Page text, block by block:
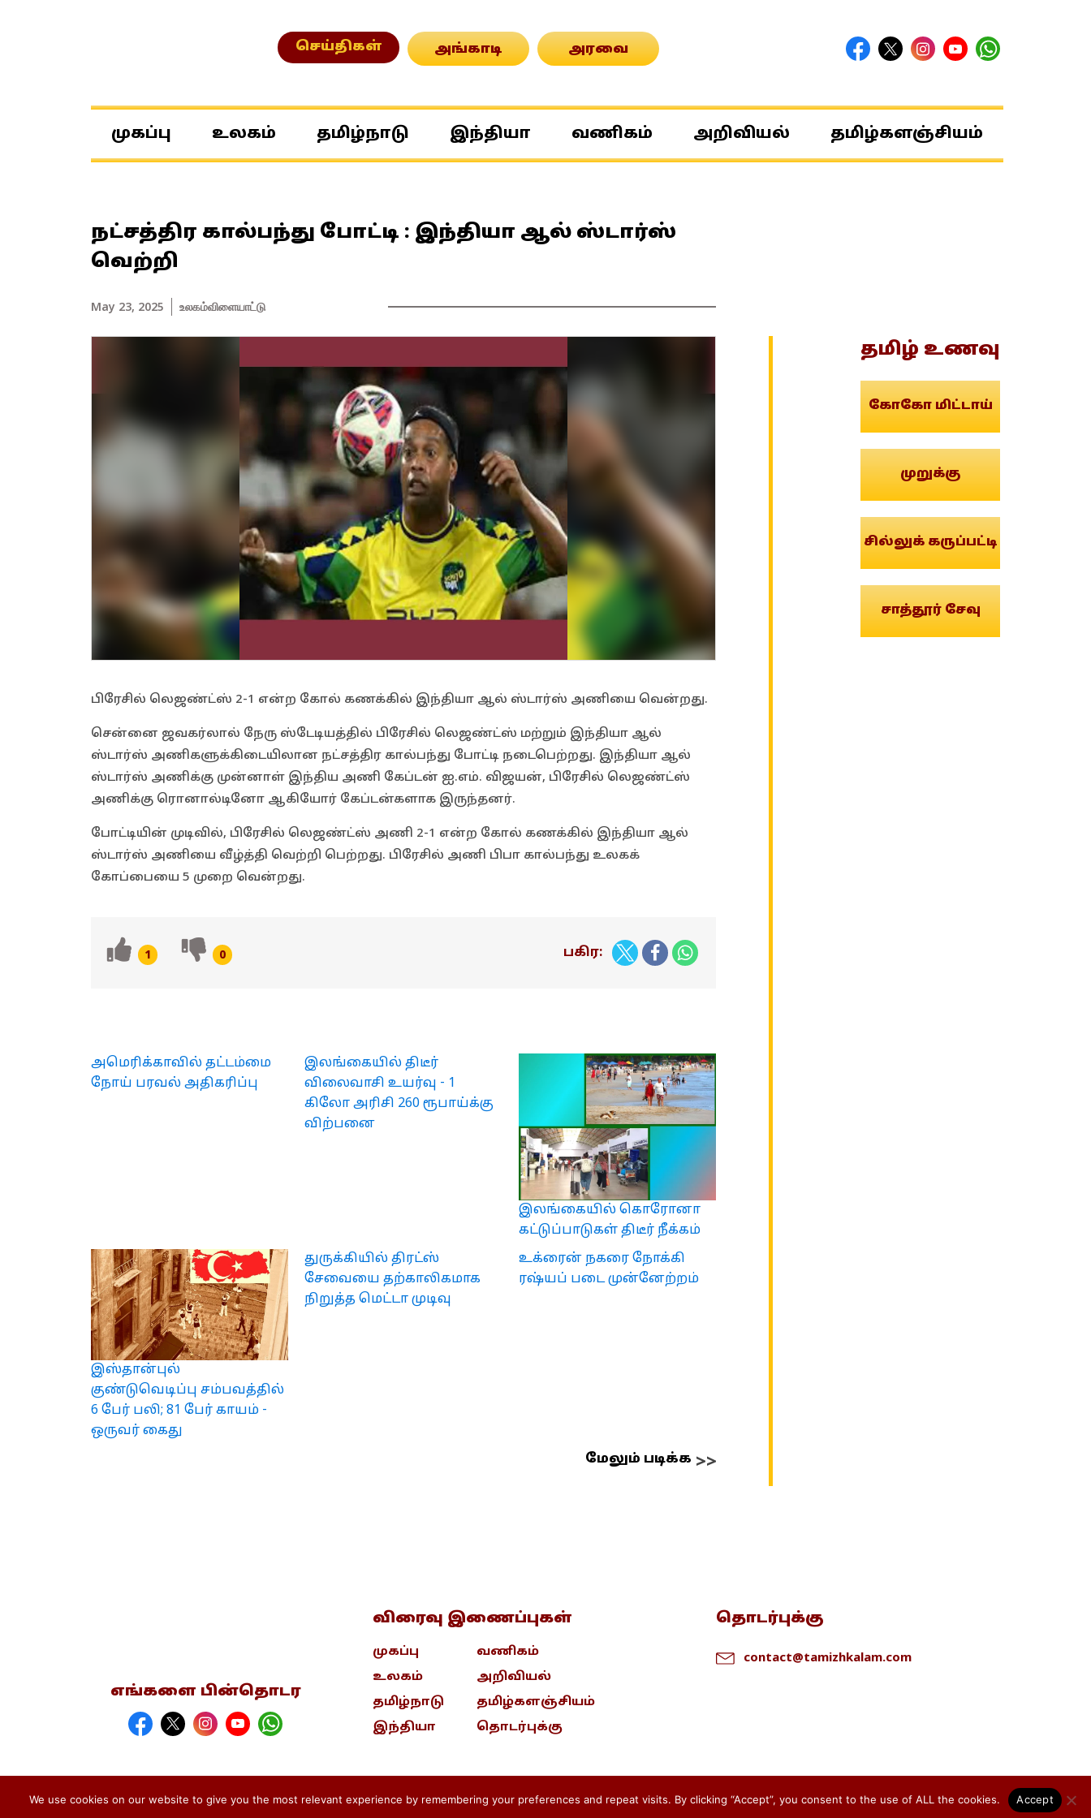
செய்திகள் அங்காடி அரவை
முகப்பு உலகம் தமிழ்நாடு இந்தியா வணிகம் அறிவியல் தமிழ்களஞ்சியம்
நட்சத்திர கால்பந்து போட்டி : இந்தியா ஆல் ஸ்டார்ஸ்
வெற்றி
May 23, 2025 உலகம்விளையாட்டு
பிரேசில் லெஜண்ட்ஸ் 2-1 என்ற கோல் கணக்கில் இந்தியா ஆல் ஸ்டார்ஸ் அணியை வென்றது.
சென்னை ஜவகர்லால் நேரு ஸ்டேடியத்தில் பிரேசில் லெஜண்ட்ஸ் மற்றும் இந்தியா ஆல்
ஸ்டார்ஸ் அணிகளுக்கிடையிலான நட்சத்திர கால்பந்து போட்டி நடைபெற்றது. இந்தியா ஆல்
ஸ்டார்ஸ் அணிக்கு முன்னாள் இந்திய அணி கேப்டன் ஐ.எம். விஜயன், பிரேசில் லெஜண்ட்ஸ்
அணிக்கு ரொனால்டினோ ஆகியோர் கேப்டன்களாக இருந்தனர்.
போட்டியின் முடிவில், பிரேசில் லெஜண்ட்ஸ் அணி 2-1 என்ற கோல் கணக்கில் இந்தியா ஆல்
ஸ்டார்ஸ் அணியை வீழ்த்தி வெற்றி பெற்றது. பிரேசில் அணி பிபா கால்பந்து உலகக்
கோப்பையை 5 முறை வென்றது.
1 0 பகிர:
அமெரிக்காவில் தட்டம்மை
நோய் பரவல் அதிகரிப்பு
இலங்கையில் திடீர்
விலைவாசி உயர்வு - 1
கிலோ அரிசி 260 ரூபாய்க்கு
விற்பனை
இலங்கையில் கொரோனா
கட்டுப்பாடுகள் திடீர் நீக்கம்
இஸ்தான்புல்
குண்டுவெடிப்பு சம்பவத்தில்
6 பேர் பலி; 81 பேர் காயம் -
ஒருவர் கைது
துருக்கியில் திரட்ஸ்
சேவையை தற்காலிகமாக
நிறுத்த மெட்டா முடிவு
உக்ரைன் நகரை நோக்கி
ரஷ்யப் படை முன்னேற்றம்
மேலும் படிக்க
தமிழ் உணவு
கோகோ மிட்டாய்
முறுக்கு
சில்லுக் கருப்பட்டி
சாத்தூர் சேவு
எங்களை பின்தொடர
விரைவு இணைப்புகள்
முகப்பு
உலகம்
தமிழ்நாடு
இந்தியா
வணிகம்
அறிவியல்
தமிழ்களஞ்சியம்
தொடர்புக்கு
தொடர்புக்கு
contact@tamizhkalam.com
பதிப்புரிமை © 2026 தமிழ்க்களம் Privacy Policy Cookie Policy Terms & conditions
We use cookies on our website to give you the most relevant experience by remembering your preferences and repeat visits. By clicking “Accept”, you consent to the use of ALL the cookies. Accept